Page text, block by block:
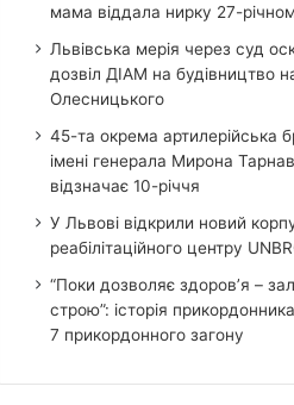
мама віддала нирку 27-
Львівська мерія через суд
дозвіл ДІАМ на будівництво
Олесницького
45-та окрема артилерійська
імені генерала Мирона
відзначає 10-річчя
У Львові відкрили новий
реабілітаційного центру
“Поки дозволяє здоров’я –
строю”: історія
7 прикордонного загону